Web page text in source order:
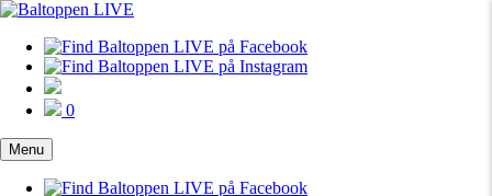
0
Menu